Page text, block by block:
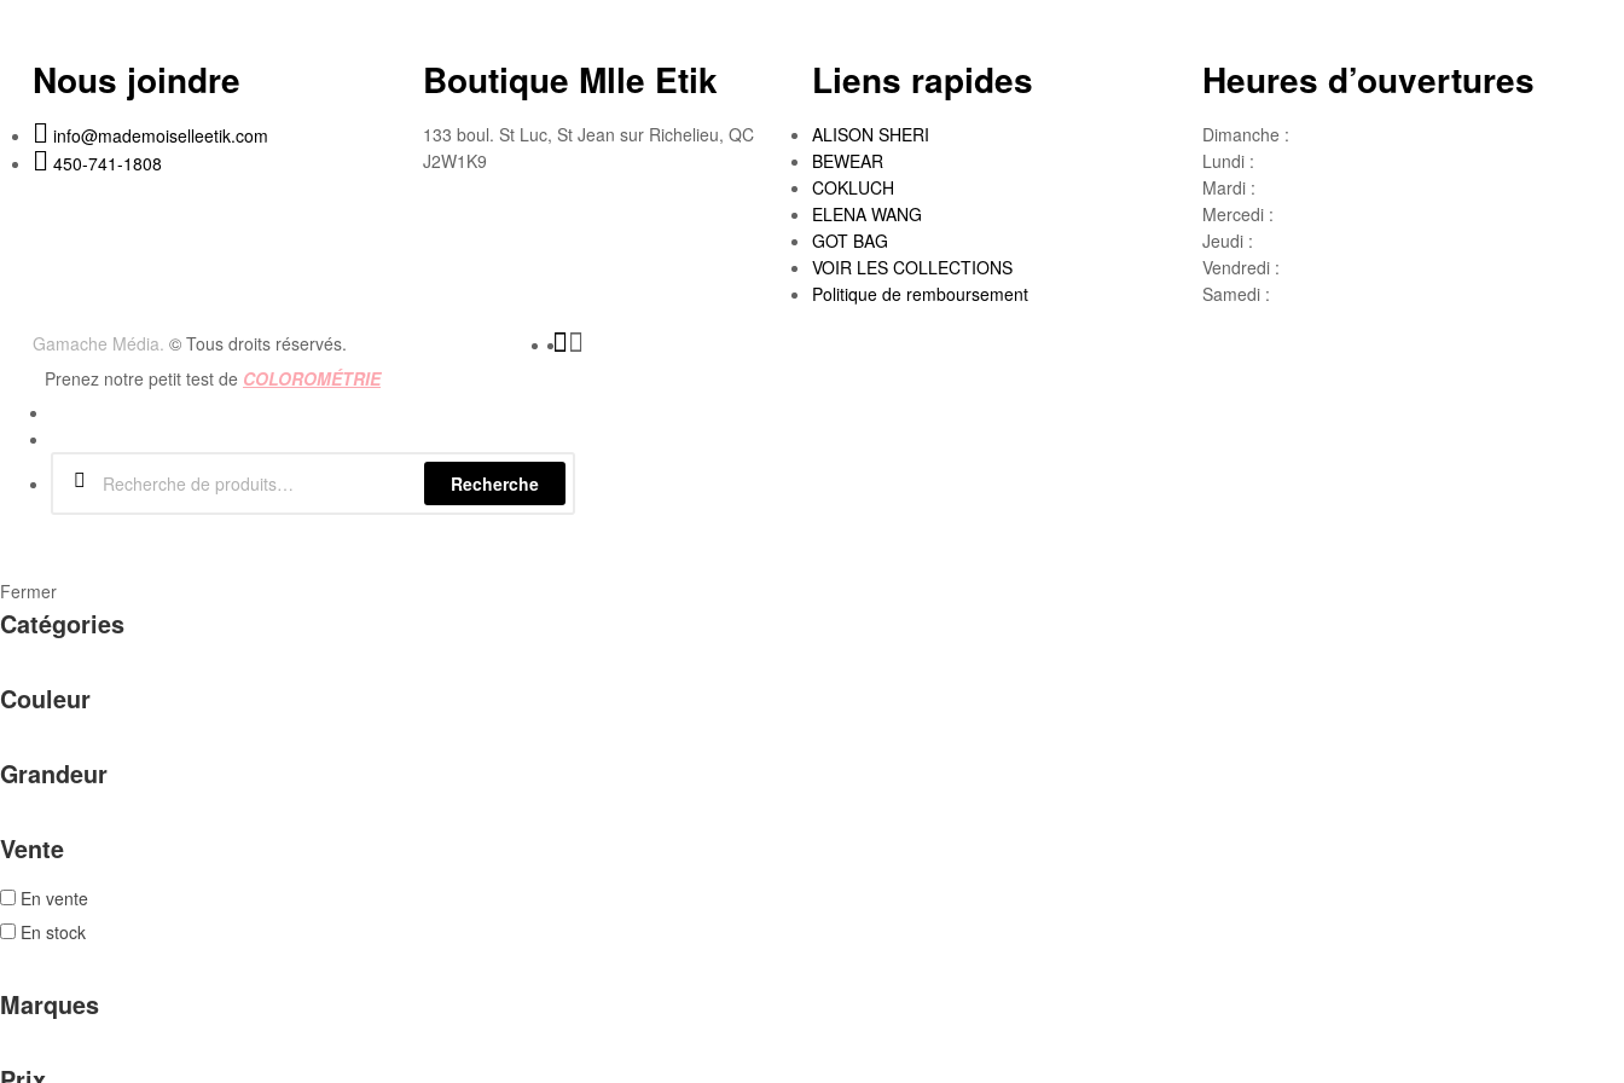
Nous joindre
info@mademoiselleetik.com
450-741-1808
Boutique Mlle Etik
133 boul. St Luc, St Jean sur Richelieu, QC
J2W1K9
Liens rapides
ALISON SHERI
BEWEAR
COKLUCH
ELENA WANG
GOT BAG
VOIR LES COLLECTIONS
Politique de remboursement
Heures d’ouvertures
Dimanche :
Lundi :
Mardi :
Mercedi :
Jeudi :
Vendredi :
Samedi :
Gamache Média. © Tous droits réservés.
Prenez notre petit test de COLOROMÉTRIE
Recherche
Fermer
Catégories
Couleur
Grandeur
Vente
En vente
En stock
Marques